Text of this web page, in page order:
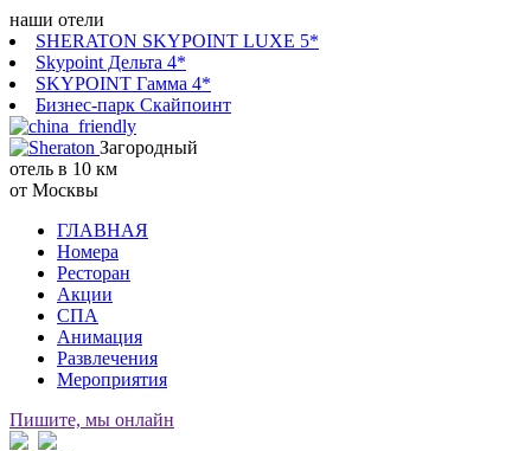
наши отели
SHERATON SKYPOINT LUXE 5*
Skypoint Дельта 4*
SKYPOINT Гамма 4*
Бизнес-парк Скайпоинт
Загородный
отель в 10 км
от Москвы
ГЛАВНАЯ
Номера
Ресторан
Акции
СПА
Анимация
Развлечения
Мероприятия
Пишите, мы онлайн